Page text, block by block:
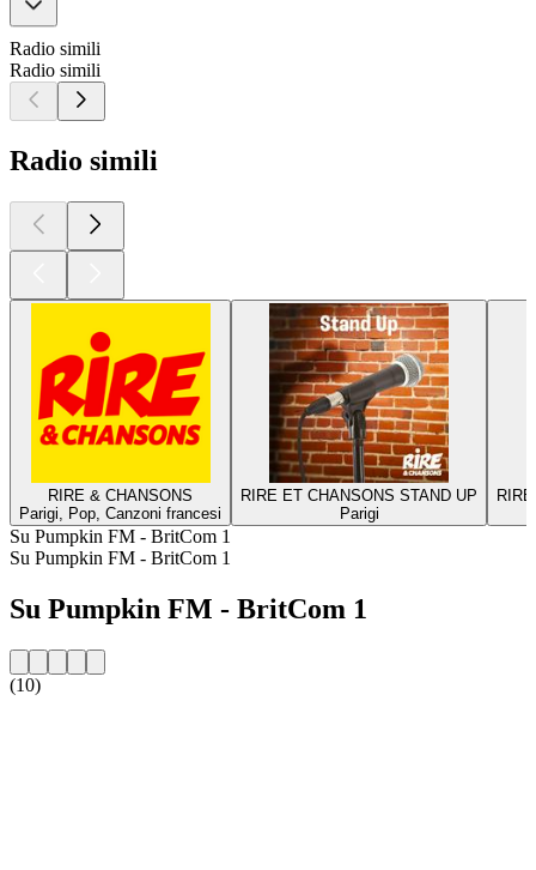
Radio simili
Radio simili
Radio simili
RIRE & CHANSONS
Parigi, Pop, Canzoni francesi
RIRE ET CHANSONS STAND UP
Parigi
Su Pumpkin FM - BritCom 1
Su Pumpkin FM - BritCom 1
Su Pumpkin FM - BritCom 1
(10)